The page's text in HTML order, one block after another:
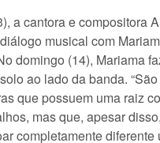
a cantora e compositora
musical com
domingo (14), Mariama
ao lado da banda.
que possuem uma raiz
mas que, apesar disso,
completamente diferente